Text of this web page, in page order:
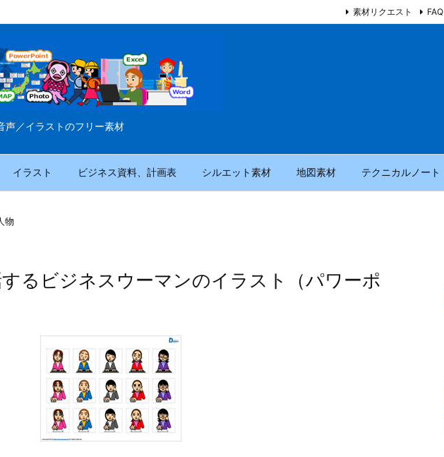
声／イラストのフリー素材
イラスト ビジネス資料、計画表 シルエット素材 地図素材 テクニカルノート
素材リクエスト FAQ
物
るビジネスウーマンのイラスト（パワーポ